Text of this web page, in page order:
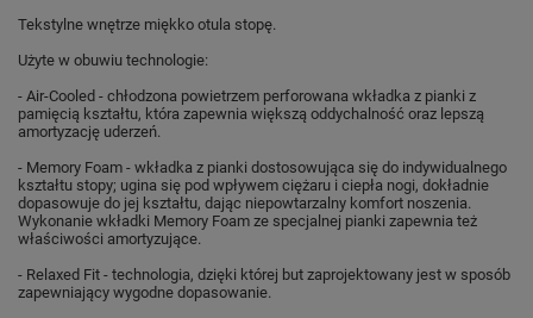
Tekstylne wnętrze miękko otula stopę.
Użyte w obuwiu technologie:
- Air-Cooled - chłodzona powietrzem perforowana wkładka z pianki z
pamięcią kształtu, która zapewnia większą oddychalność oraz lepszą
amortyzację uderzeń.
- Memory Foam - wkładka z pianki dostosowująca się do indywidualnego
kształtu stopy; ugina się pod wpływem ciężaru i ciepła nogi, dokładnie
dopasowuje do jej kształtu, dając niepowtarzalny komfort noszenia.
Wykonanie wkładki Memory Foam ze specjalnej pianki zapewnia też
właściwości amortyzujące.
- Relaxed Fit - technologia, dzięki której but zaprojektowany jest w sposób
zapewniający wygodne dopasowanie.